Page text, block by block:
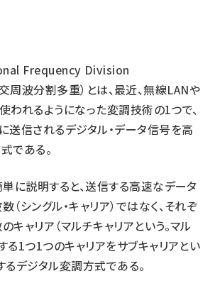
Frequency Division
波分割多重）とは、最近、無線LANや
われるようになった変調技術の1つで、
送信されるデジタル・データ信号を高
である。
に説明すると、送信する高速なデータ
シングル・キャリア）ではなく、それぞ
ャリア（マルチキャリアという。マル
る1つ1つのキャリアをサブキャリアとい
るデジタル変調方式である。